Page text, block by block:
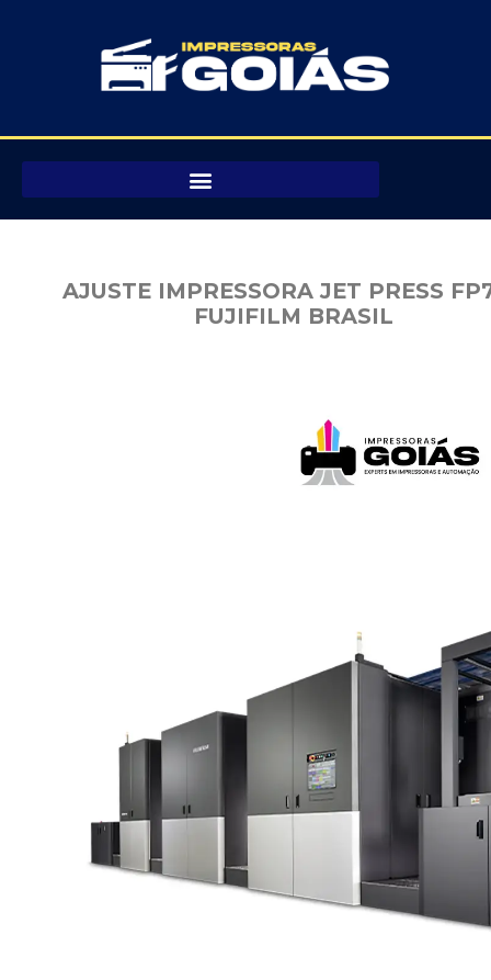
conteúdo
AJUSTE IMPRESSORA JET PRESS
FUJIFILM BRASIL